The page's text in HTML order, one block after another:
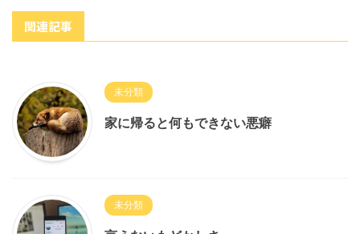
関連記事
未分類
家に帰ると何もできない悪癖
未分類